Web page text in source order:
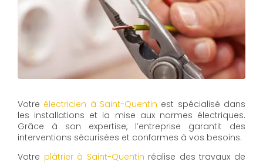
Votre électricien à Saint-Quentin est spécialisé dans
les installations et la mise aux normes électriques.
Grâce à son expertise, l’entreprise garantit des
interventions sécurisées et conformes à vos besoins.
Votre plâtrier à Saint-Quentin réalise des travaux de